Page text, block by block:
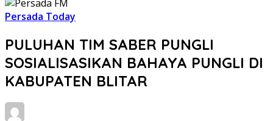
Persada Today
PULUHAN TIM SABER PUNGLI
SOSIALISASIKAN BAHAYA PUNGLI DI
KABUPATEN BLITAR